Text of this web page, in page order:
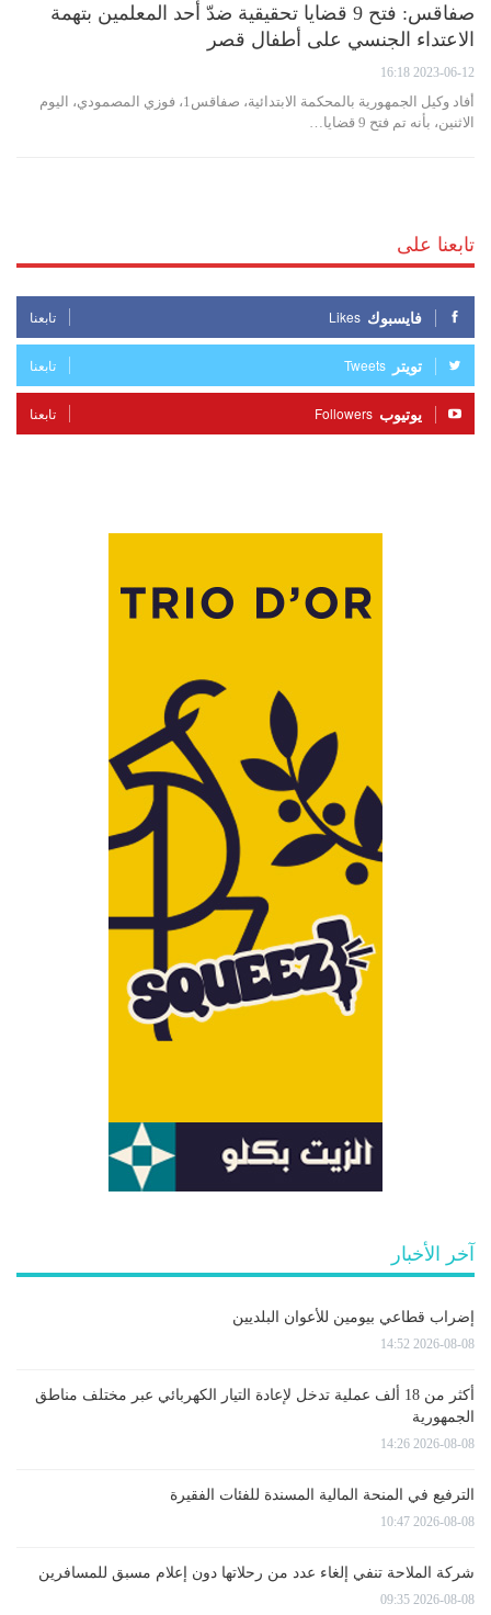
صفاقس: فتح 9 قضايا تحقيقية ضدّ أحد المعلمين بتهمة
الاعتداء الجنسي على أطفال قصر
2023-06-12 16:18
أفاد وكيل الجمهورية بالمحكمة الابتدائية، صفاقس1، فوزي المصمودي، اليوم
الاثنين، بأنه تم فتح 9 قضايا…
تابعنا على
فايسبوك Likes تابعنا
تويتر Tweets تابعنا
يوتيوب Followers تابعنا
آخر الأخبار
إضراب قطاعي بيومين للأعوان البلديين
2026-08-08 14:52
أكثر من 18 ألف عملية تدخل لإعادة التيار الكهربائي عبر مختلف مناطق
الجمهورية
2026-08-08 14:26
الترفيع في المنحة المالية المسندة للفئات الفقيرة
2026-08-08 10:47
شركة الملاحة تنفي إلغاء عدد من رحلاتها دون إعلام مسبق للمسافرين
2026-08-08 09:35